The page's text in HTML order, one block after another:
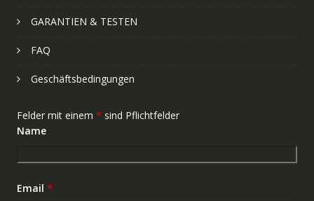
GARANTIEN & TESTEN
FAQ
Geschäftsbedingungen
Felder mit einem * sind Pflichtfelder
Name
Email *